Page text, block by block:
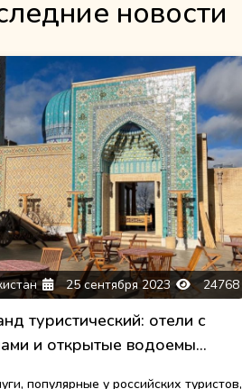
новости
25 сентября 2023 24768
туристический: отели с
и открытые водоемы...
популярные у российских туристов,